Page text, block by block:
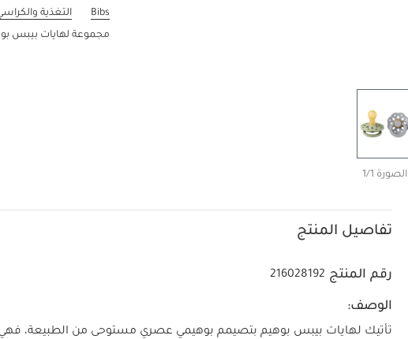
الصورة 1/1
Bibs
التغذية
مجموعة لهايات بيبس بوهيم لاتكس
تفاصيل المنتج
رقم المنتج 216028192
الوصف:
تأتيك لهايات بيبس بوهيم بتصيمم بوهيمي عصري مستوحى من الطبيعة، فهي